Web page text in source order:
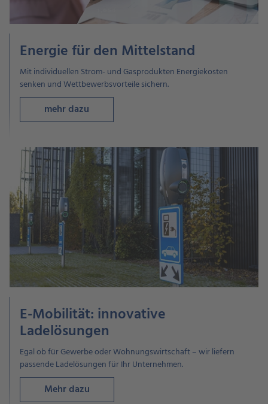
Energie für den Mittelstand
Mit individuellen Strom- und Gasprodukten Energiekosten
senken und Wettbewerbsvorteile sichern.
mehr dazu
E-Mobilität: innovative
Ladelösungen
Egal ob für Gewerbe oder Wohnungswirtschaft – wir liefern
passende Ladelösungen für Ihr Unternehmen.
Mehr dazu